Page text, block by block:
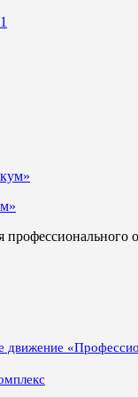
движение